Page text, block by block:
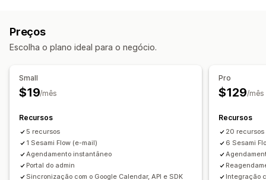
Gestão de reservas
Calendário
Agendamento
Opções de horário
Limites de capacidade
Check-in em eventos
Notificações por SMS
De vários locais
Pagamentos
Gerenciamento de membro da equipe
Personalização
Gerenciamento de membro da equipe
Preços
Escolha o plano ideal para o negócio.
Small
$19/mês
Recursos
5 recursos
1 Sesami Flow (e-mail)
Agendamento instantâneo
Portal do admin
Sincronização com o Google Calendar, API e SDK
Pro
$129/mês
Recursos
20 recursos
6 Sesami
Integração